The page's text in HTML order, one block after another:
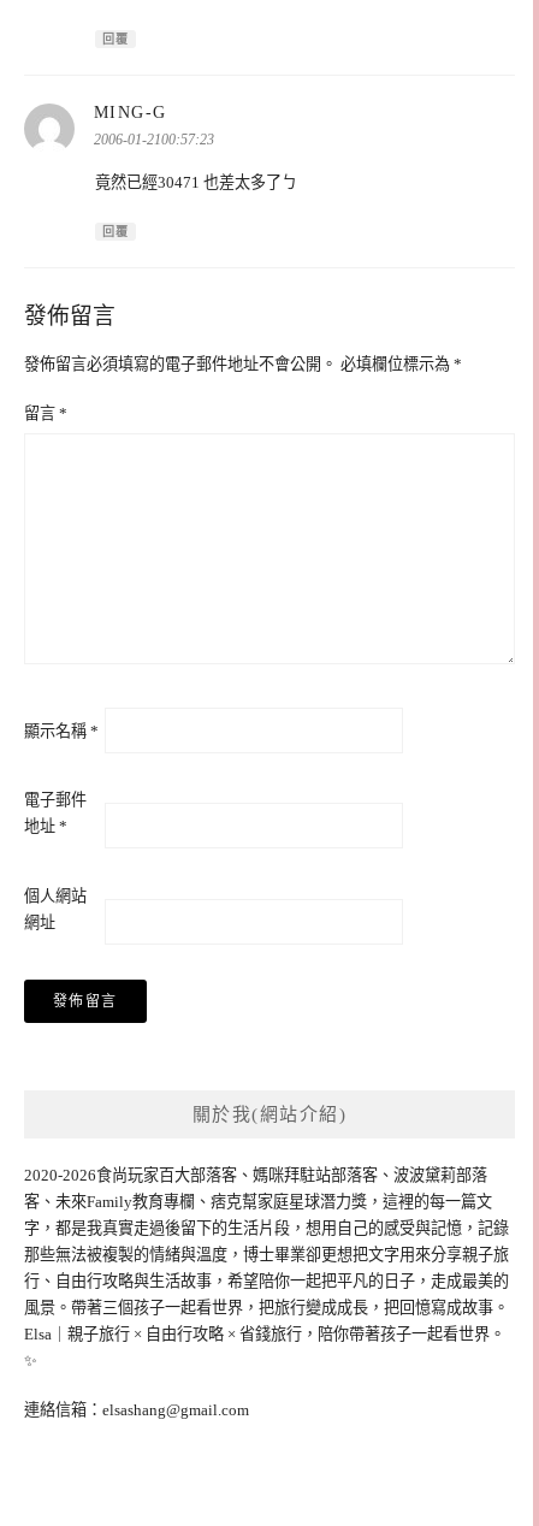
回覆
MING-G
示:
2006-01-2100:57:23
竟然已經30471 也差太多了ㄅ
回覆
發佈留言
發佈留言必須填寫的電子郵件地址不會公開。 必填欄位標示為 *
留言 *
顯示名稱 *
電子郵件
地址 *
個人網站
網址
關於我(網站介紹)
2020-2026食尚玩家百大部落客、媽咪拜駐站部落客、波波黛莉部落
客、未來Family教育專欄、痞克幫家庭星球潛力獎，這裡的每一篇文
字，都是我真實走過後留下的生活片段，想用自己的感受與記憶，記錄
那些無法被複製的情緒與溫度，博士畢業卻更想把文字用來分享親子旅
行、自由行攻略與生活故事，希望陪你一起把平凡的日子，走成最美的
風景。帶著三個孩子一起看世界，把旅行變成成長，把回憶寫成故事。
Elsa｜親子旅行 × 自由行攻略 × 省錢旅行，陪你帶著孩子一起看世界。
✨
連絡信箱： elsashang@gmail.com